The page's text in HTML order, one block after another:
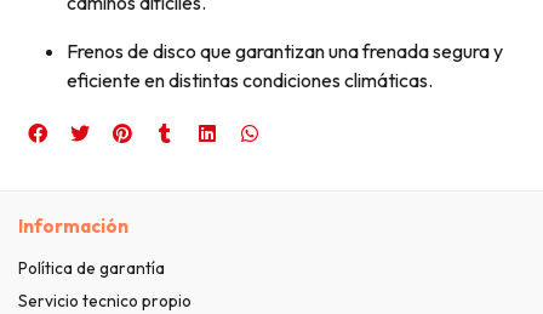
Frenos de disco que garantizan una frenada segura y
eficiente en distintas condiciones climáticas.
Información
Política de garantía
Servicio tecnico propio